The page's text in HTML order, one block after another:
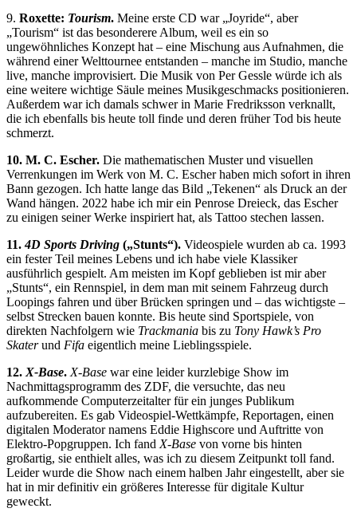
9. Roxette: Tourism. Meine erste CD war „Joyride“, aber
„Tourism“ ist das besonderere Album, weil es ein so
ungewöhnliches Konzept hat – eine Mischung aus Aufnahmen, die
während einer Welttournee entstanden – manche im Studio, manche
live, manche improvisiert. Die Musik von Per Gessle würde ich als
eine weitere wichtige Säule meines Musikgeschmacks positionieren.
Außerdem war ich damals schwer in Marie Fredriksson verknallt,
die ich ebenfalls bis heute toll finde und deren früher Tod bis heute
schmerzt.
10. M. C. Escher. Die mathematischen Muster und visuellen
Verrenkungen im Werk von M. C. Escher haben mich sofort in ihren
Bann gezogen. Ich hatte lange das Bild „Tekenen“ als Druck an der
Wand hängen. 2022 habe ich mir ein Penrose Dreieck, das Escher
zu einigen seiner Werke inspiriert hat, als Tattoo stechen lassen.
11.4D Sports Driving („Stunts“). Videospiele wurden ab ca. 1993
ein fester Teil meines Lebens und ich habe viele Klassiker
ausführlich gespielt. Am meisten im Kopf geblieben ist mir aber
„Stunts“, ein Rennspiel, in dem man mit seinem Fahrzeug durch
Loopings fahren und über Brücken springen und – das wichtigste –
selbst Strecken bauen konnte. Bis heute sind Sportspiele, von
direkten Nachfolgern wie Trackmania bis zu Tony Hawk’s Pro
Skaterund Fifa eigentlich meine Lieblingsspiele.
12. X-Base. X-Base war eine leider kurzlebige Show im
Nachmittagsprogramm des ZDF, die versuchte, das neu
aufkommende Computerzeitalter für ein junges Publikum
aufzubereiten. Es gab Videospiel-Wettkämpfe, Reportagen, einen
digitalen Moderator namens Eddie Highscore und Auftritte von
Elektro-Popgruppen. Ich fand X-Base von vorne bis hinten
großartig, sie enthielt alles, was ich zu diesem Zeitpunkt toll fand.
Leider wurde die Show nach einem halben Jahr eingestellt, aber sie
hat in mir definitiv ein größeres Interesse für digitale Kultur
geweckt.